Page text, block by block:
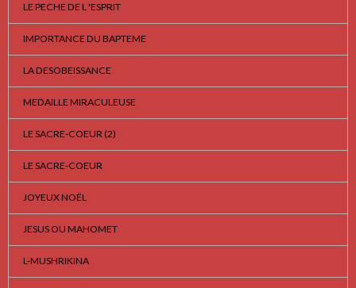
LE PECHE DE L 'ESPRIT
IMPORTANCE DU BAPTEME
LA DESOBEISSANCE
MEDAILLE MIRACULEUSE
LE SACRE-COEUR (2)
LE SACRE-COEUR
JOYEUX NOËL
JESUS OU MAHOMET
L-MUSHRIKINA